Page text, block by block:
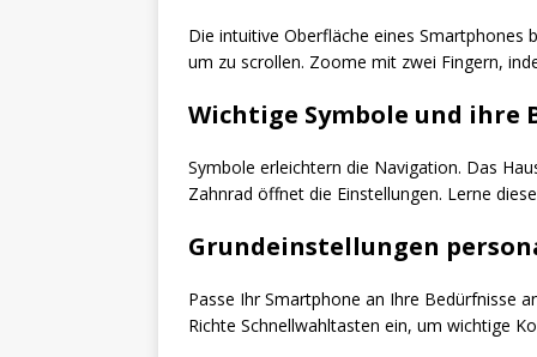
Die intuitive Oberfläche eines Smartphones
um zu scrollen. Zoome mit zwei Fingern,
Wichtige Symbole und ihre
Symbole erleichtern die Navigation. Das
Zahnrad öffnet die Einstellungen. Lerne
Grundeinstellungen
Passe Ihr Smartphone an Ihre Bedürfnisse
Richte Schnellwahltasten ein, um wichtige